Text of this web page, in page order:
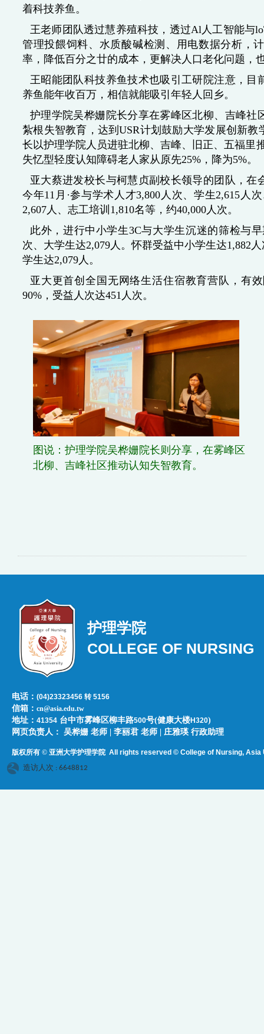
着科技养鱼。
王老师团队透过慧养殖科技，透过Al人工智能与
管理投餵饲料、水质酸碱检测、用电数据分析，
率，降低百分之廿的成本，更解决人口老化问题，
王昭能团队科技养鱼技术也吸引工研院注意，
养鱼能年收百万，相信就能吸引年轻人回乡。
护理学院吴桦姗院长分享在雾峰区北柳、吉峰
紮根失智教育，达到USR计划鼓励大学发展创新
长以护理学院人员进驻北柳、吉峰、旧正、五福里
失忆型轻度认知障碍老人家从原先25%，降为5%。
亚大蔡进发校长与柯慧贞副校长领导的团队，
今年11月·参与学术人才3,800人次、学生2,615人
2,607人、志工培训1,810名等，约40,000人次。
此外，进行中小学生3C与大学生沉迷的筛检与
次、大学生达2,079人。怀群受益中小学生达1,882
学生达2,079人。
亚大更首创全国无网络生活住宿教育营队，有
90%，受益人次达451人次。
图说：护理学院吴桦姗院长则分享，在雾峰区
北柳、吉峰社区推动认知失智教育。
护理学院
COLLEGE OF NURSING
电话：(04)23323456 转 5156
信箱：cn@asia.edu.tw
地址：41354 台中市雾峰区柳丰路500号(健康大楼H320)
网页负责人：​​​ ​吴桦姗 老师 | 李丽君 老师 | 庄雅瑛 行政助理
版权所有 © 亚洲大学护理学院All rights reserved © College of Nursing, Asia
造访人次 : 6648812